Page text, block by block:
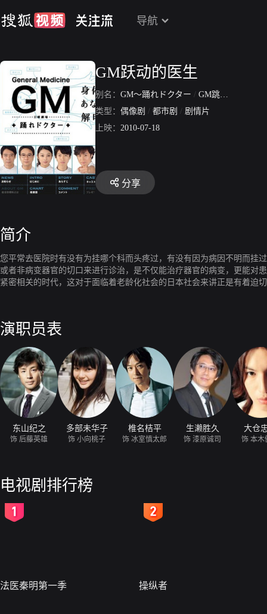
导航
GM跃动的医生
别名： GM～踊れドクター / GM跳舞的医生
类型： 偶像剧 / 都市剧 / 剧情片
上映： 2010-07-18
分享
简介
您平常去医院时有没有为挂哪个科而头疼过，有没有因为病因不明而挂
或者非病变器官的切口来进行诊治，是不仅能治疗器官的病变，更能对
紧密相关的时代，这对于面临着老龄化社会的日本社会来讲正是有着迫
演职员表
东山纪之
饰 后藤英雄
多部未华子
饰 小向桃子
椎名桔平
饰 冰室慎太郎
生濑胜久
饰 漆原诚司
大仓
饰 本木
电视剧排行榜
法医秦明第一季 操纵者